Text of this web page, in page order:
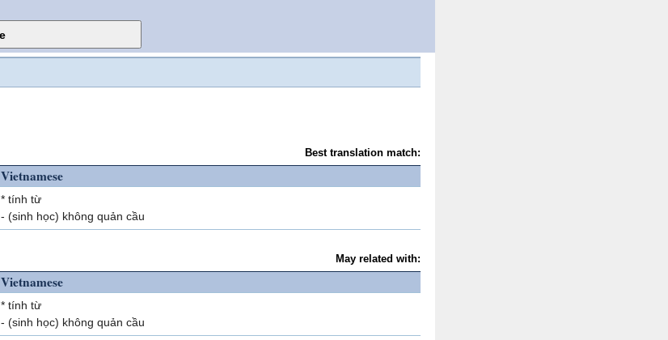
Best translation match:
Vietnamese
* tính từ
- (sinh học) không quản cầu
May related with:
Vietnamese
* tính từ
- (sinh học) không quản cầu